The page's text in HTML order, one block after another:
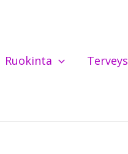
Ruokinta Terveys